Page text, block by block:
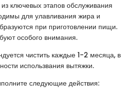
ключевых этапов обслуживания
для улавливания жира и
при приготовлении пищи.
особого внимания.
чистить каждые 1-2 месяца, в
использвания вытяжки.
следующие действия: